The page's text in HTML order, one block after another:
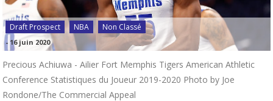
Draft Prospect NBA Non Classé
- 16 juin 2020
Precious Achiuwa - Ailier Fort Memphis Tigers American Athletic
Conference Statistiques du Joueur 2019-2020 Photo by Joe
Rondone/The Commercial Appeal